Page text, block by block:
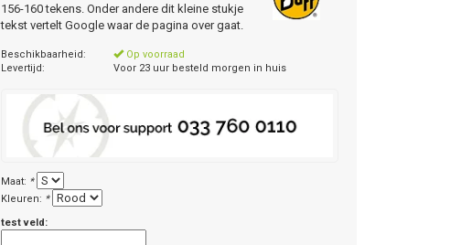
156-160 tekens. Onder andere dit kleine stukje
tekst vertelt Google waar de pagina over gaat.
Beschikbaarheid:
Op voorraad
Levertijd:
Voor 23 uur besteld morgen in huis
Maat: *
Kleuren: *
test veld: